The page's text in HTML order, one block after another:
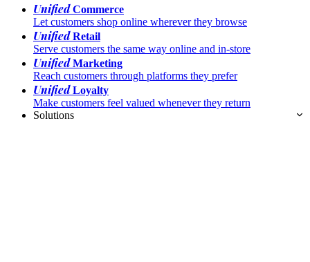
UnifiedCommerce
Let customers shop online wherever they browse
UnifiedRetail
Serve customers the same way online and in-store
UnifiedMarketing
Reach customers through platforms they prefer
UnifiedLoyalty
Make customers feel valued whenever they return
Solutions